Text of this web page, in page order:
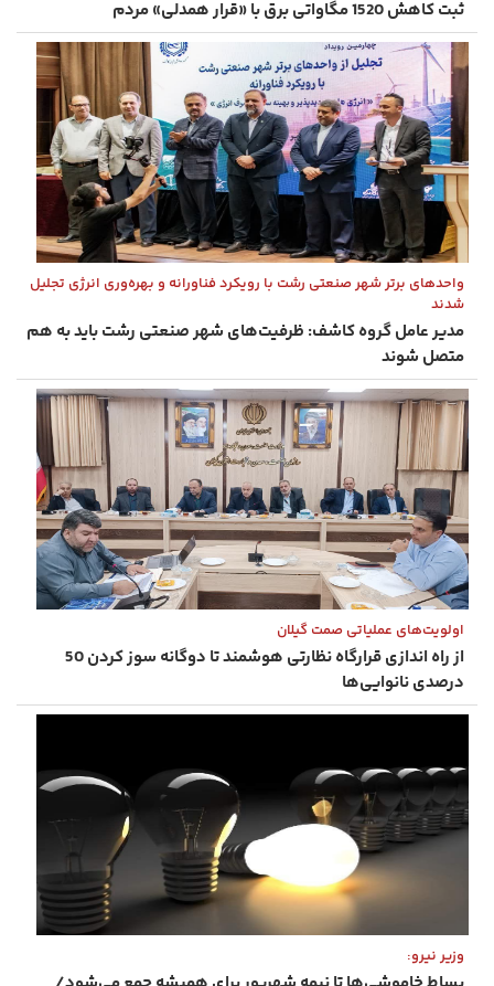
ثبت کاهش 1520 مگاواتی برق با «قرار همدلی» مردم
واحدهای برتر شهر صنعتی رشت با رویکرد فناورانه و بهره‌وری انرژی تجلیل
شدند
مدیر عامل گروه کاشف: ظرفیت‌های شهر صنعتی رشت باید به هم
متصل شوند
اولویت‌های عملیاتی صمت گیلان
از راه‌ اندازی قرارگاه نظارتی هوشمند تا دوگانه‌ سوز کردن 50
درصدی نانوایی‌ها
وزیر نیرو: